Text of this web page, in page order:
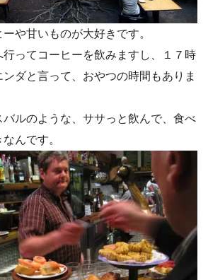
や甘いものが大好きです。
ってコーヒーを飲みますし、１７時
ダと言って、おやつの時間もありま
ルのような、ササっと飲んで、食べ
んです。